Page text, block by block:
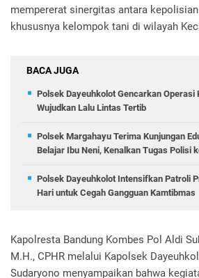
mempererat sinergitas antara
khususnya kelompok tani di wilayah
BACA JUGA
Polsek Dayeuhkolot Gencarkan Operasi
Wujudkan Lalu Lintas Tertib
Polsek Margahayu Terima Kunjungan
Belajar Ibu Neni, Kenalkan Tugas Polisi
Polsek Dayeuhkolot Intensifkan Patroli
Hari untuk Cegah Gangguan Kamtibmas
Kapolresta Bandung Kombes Pol Aldi
M.H., CPHR melalui Kapolsek
Sudaryono menyampaikan bahwa